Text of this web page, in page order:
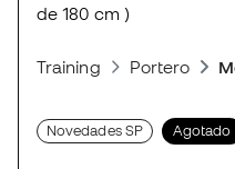
de 180 cm )
Training Portero
Novedades SP Agotado